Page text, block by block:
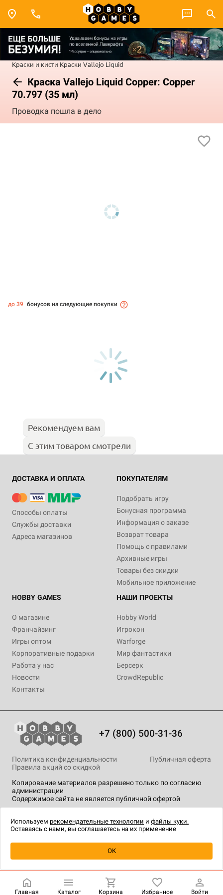
Краски и кисти Краски Vallejo Liquid
Краска Vallejo Liquid Copper: Copper
70.797 (35 мл)
Проводка пошла в дело
Уведомить о наличии
до 39 бонусов на следующие покупки
Рекомендуем вам
С этим товаром смотрели
ДОСТАВКА И ОПЛАТА
Способы оплаты
Службы доставки
Адреса магазинов
ПОКУПАТЕЛЯМ
Подобрать игру
Бонусная программа
Информация о заказе
Возврат товара
Помощь с правилами
Архивные игры
Товары без скидки
Мобильное приложение
HOBBY GAMES
О магазине
Франчайзинг
Игры оптом
Корпоративные подарки
Работа у нас
Новости
Контакты
НАШИ ПРОЕКТЫ
Hobby World
Игрокон
Warforge
Мир фантастики
Берсерк
CrowdRepublic
+7 (800) 500-31-36
Копирование материалов разрешено только по согласию
администрации
Содержимое сайта не является публичной офертой
Политика конфиденциальности
Публичная оферта
Правила акций со скидкой
технологии.
Главная Каталог Корзина Избранное Войти
Используем рекомендательные технологии и файлы куки.
Оставаясь с нами, вы соглашаетесь на их применение
OK